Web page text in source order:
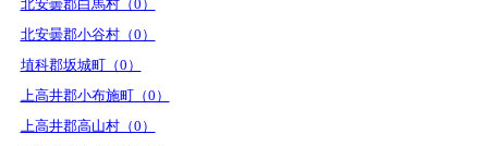
北安曇郡白馬村（0）
北安曇郡小谷村（0）
埴科郡坂城町（0）
上高井郡小布施町（0）
上高井郡高山村（0）